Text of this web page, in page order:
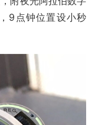
9点钟位置设小秒